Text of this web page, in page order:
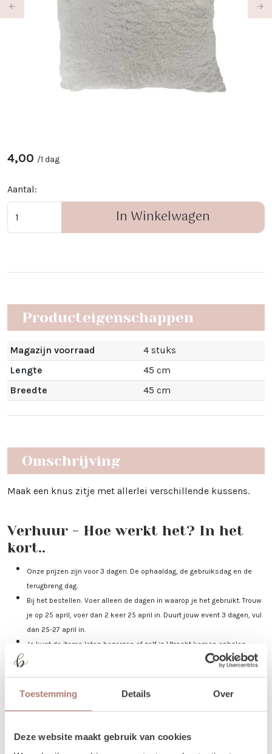
Toestemming Details Over
Deze website maakt gebruik van cookies
4,00 /1 dag
Aantal:
In Winkelwagen
Previous
Producteigenschappen
Magazijn voorraad
4 stuks
Lengte
45 cm
Breedte
45 cm
Omschrijving
Maak een knus zitje met allerlei verschillende kussens.
Verhuur - Hoe werkt het? In het
kort..
Onze prijzen zijn voor 3 dagen. De ophaaldag, de gebruiksdag en de
terugbreng dag.
Bij het bestellen: Voer alleen de dagen in waarop je het gebruikt. Trouw
je op 25 april, voer dan 2 keer 25 april in. Duurt jouw event 3 dagen, vul
dan 25-27 april in.
Je kunt de items laten bezorgen of zelf in Utrecht komen ophalen.
De dag voor je event kun je de items ophalen of laten bezorgen. De dag
verhuurchauffeurs rijden niet op zaterdag of zondag en we zijn dan ook